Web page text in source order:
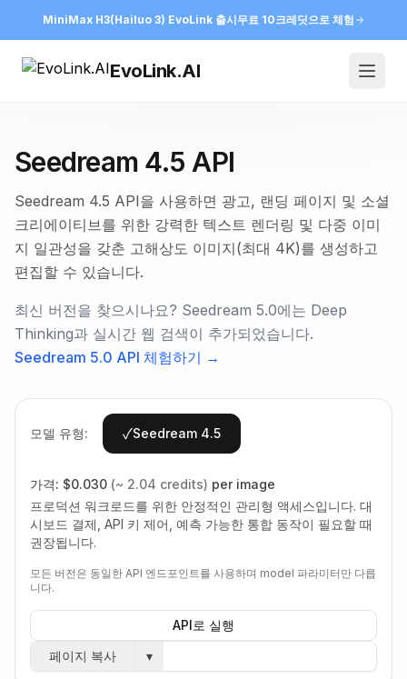
MiniMax H3(Hailuo 3) EvoLink 출시무료 10크레딧으로 체험
EvoLink.AI
Seedream 4.5 API
Seedream 4.5 API을 사용하면 광고, 랜딩 페이지 및 소셜
크리에이티브를 위한 강력한 텍스트 렌더링 및 다중 이미
지 일관성을 갖춘 고해상도 이미지(최대 4K)를 생성하고
편집할 수 있습니다.
최신 버전을 찾으시나요? Seedream 5.0에는 Deep
Thinking과 실시간 웹 검색이 추가되었습니다.
Seedream 5.0 API 체험하기 →
모델 유형: ✓Seedream 4.5
가격: $0.030 (~ 2.04 credits) per image
프로덕션 워크로드를 위한 안정적인 관리형 액세스입니다. 대
시보드 결제, API 키 제어, 예측 가능한 통합 동작이 필요할 때
권장됩니다.
모든 버전은 동일한 API 엔드포인트를 사용하며 model 파라미터만 다릅
니다.
API로 실행
페이지 복사
▾